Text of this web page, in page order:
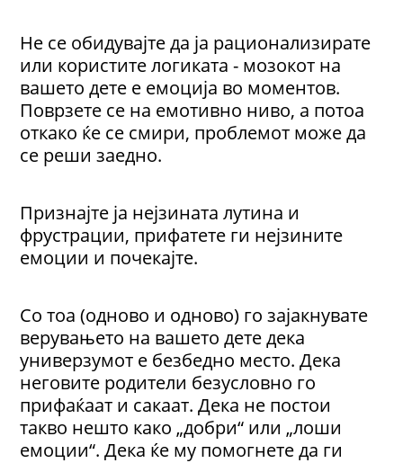
Не се обидувајте да ја рационализирате
или користите логиката - мозокот на
вашето дете е емоција во моментов.
Поврзете се на емотивно ниво, а потоа
откако ќе се смири, проблемот може да
се реши заедно.
Признајте ја нејзината лутина и
фрустрации, прифатете ги нејзините
емоции и почекајте.
Со тоа (одново и одново) го зајакнувате
верувањето на вашето дете дека
универзумот е безбедно место. Дека
неговите родители безусловно го
прифаќаат и сакаат. Дека не постои
такво нешто како „добри“ или „лоши
емоции“. Дека ќе му помогнете да ги